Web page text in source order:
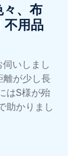
、布
不用品
いしまし
離が少し長
はS様が殆
助かりまし